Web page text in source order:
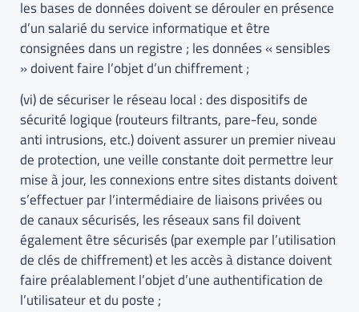
les bases de données doivent se dérouler en présence
d’un salarié du service informatique et être
consignées dans un registre ; les données « sensibles
» doivent faire l’objet d’un chiffrement ;
(vi) de sécuriser le réseau local : des dispositifs de
sécurité logique (routeurs filtrants, pare-feu, sonde
anti intrusions, etc.) doivent assurer un premier niveau
de protection, une veille constante doit permettre leur
mise à jour, les connexions entre sites distants doivent
s’effectuer par l’intermédiaire de liaisons privées ou
de canaux sécurisés, les réseaux sans fil doivent
également être sécurisés (par exemple par l’utilisation
de clés de chiffrement) et les accès à distance doivent
faire préalablement l’objet d’une authentification de
l’utilisateur et du poste ;